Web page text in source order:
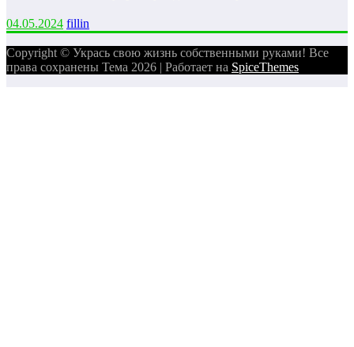
04.05.2024 fillin
Copyright © Укрась свою жизнь собственными руками! Все
права сохранены Тема 2026 | Работает на SpiceThemes